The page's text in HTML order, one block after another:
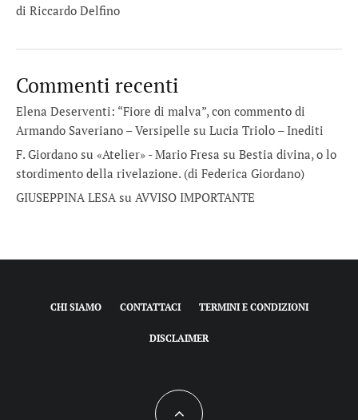
di Riccardo Delfino
Commenti recenti
Elena Deserventi: “Fiore di malva”, con commento di
Armando Saveriano – Versipelle su Lucia Triolo – Inediti
F. Giordano su «Atelier» - Mario Fresa su Bestia divina, o lo
stordimento della rivelazione. (di Federica Giordano)
GIUSEPPINA LESA su AVVISO IMPORTANTE
CHI SIAMO CONTATTACI TERMINI E CONDIZIONI
DISCLAIMER